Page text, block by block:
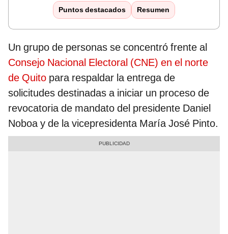
Puntos destacados Resumen
Un grupo de personas se concentró frente al
Consejo Nacional Electoral (CNE) en el norte
de Quito para respaldar la entrega de
solicitudes destinadas a iniciar un proceso de
revocatoria de mandato del presidente Daniel
Noboa y de la vicepresidenta María José Pinto.